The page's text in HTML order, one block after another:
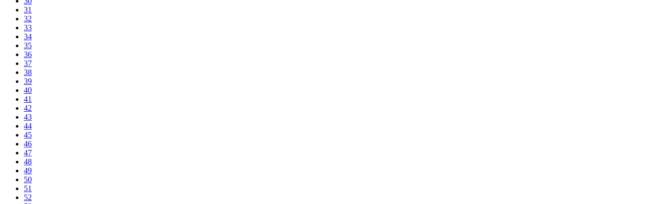
31
32
33
34
35
36
37
38
39
40
41
42
43
44
45
46
47
48
49
50
51
52